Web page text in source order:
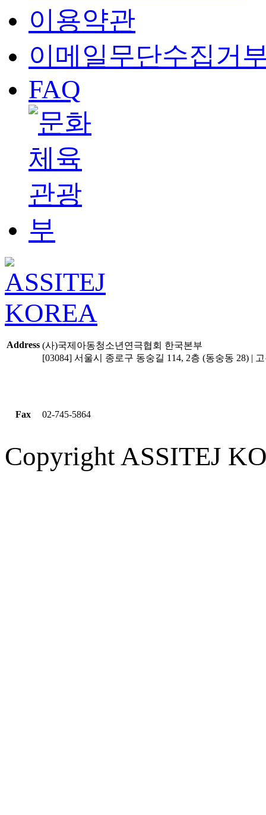
이용약관
이메일무단수집거
FAQ
Address (사)국제아동청소년연극협회 한국본부
[03084] 서울시 종로구 동숭길 114, 2층 (동숭동 28) |
Fax 02-745-5864
Copyright ASSITEJ